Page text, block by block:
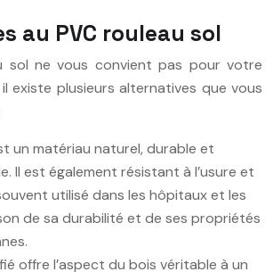
au PVC rouleau sol
sol ne vous convient pas pour votre
existe plusieurs alternatives que vous
un matériau naturel, durable et
Il est également résistant à l’usure et
utilisé dans les hôpitaux et les
de sa durabilité et de ses propriétés
offre l’aspect du bois véritable à un